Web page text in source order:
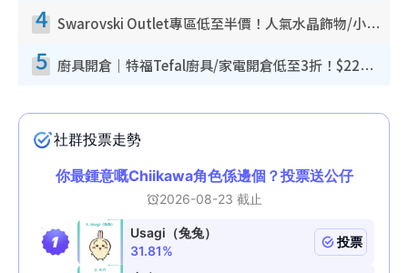
4 Swarovski Outlet專區低至半價！人氣水晶飾物/小擺設$138起！迪士尼款/水晶高跟鞋都有平
5 廚具開倉｜特福Tefal廚具/家電開倉低至3折！$220起買平底鍋/炒鑊/湯煲！電飯煲/吸塵機/燙斗$418起